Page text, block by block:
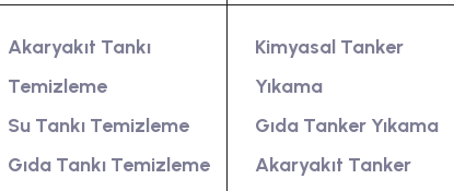
Akaryakıt Tankı
Temizleme
Su Tankı Temizleme
Gıda Tankı Temizleme
Kimyasal Tanker
Yıkama
Gıda Tanker Yıkama
Akaryakıt Tanker